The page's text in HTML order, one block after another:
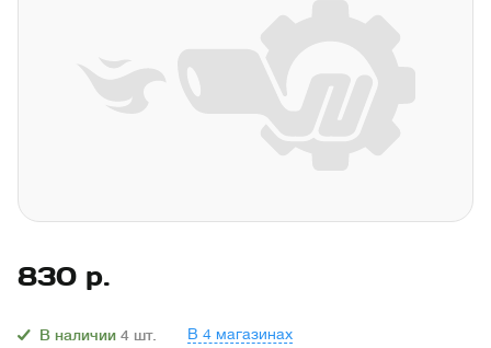
830 р.
В наличии 4 шт. В 4 магазинах